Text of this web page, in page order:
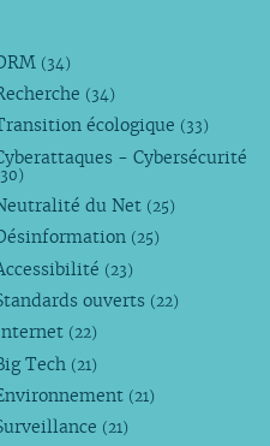
(34)
(34)
écologique (33)
- Cybersécurité
du Net (25)
(25)
(23)
ouverts (22)
(22)
Tech (21)
(21)
(21)